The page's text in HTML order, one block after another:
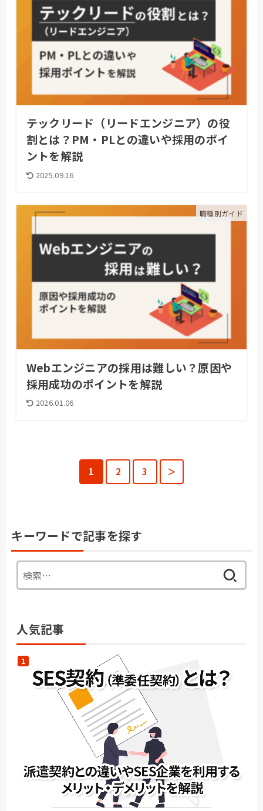
テックリード（リードエンジニア）の役
割とは？PM・PLとの違いや採用のポイ
ントを解説
2025.09.16
職種別ガイド
Webエンジニアの採用は難しい？原因や
採用成功のポイントを解説
2026.01.06
1 2 3 ＞
キーワードで記事を探す
索:
人気記事